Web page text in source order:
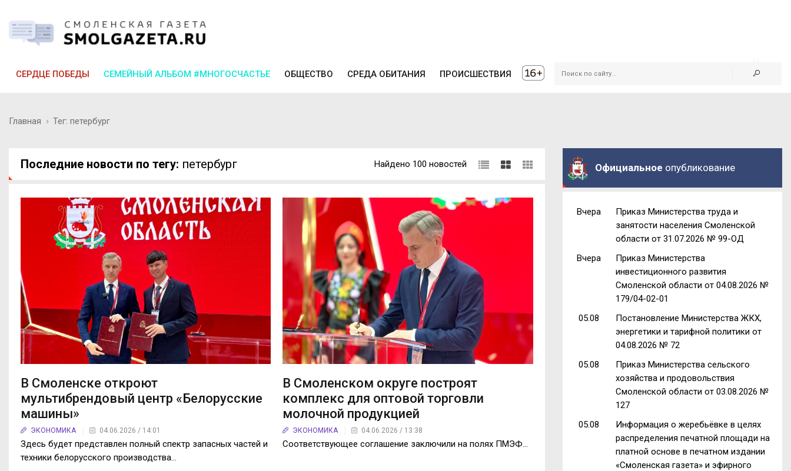
СЕРДЦЕ ПОБЕДЫ СЕМЕЙНЫЙ АЛЬБОМ #МНОГОСЧАСТЬЕ ОБЩЕСТВО СРЕДА ОБИТАНИЯ ПРОИСШЕСТВИЯ
Главная Тег: петербург
Последние новости по тегу: петербург Найдено 100 новостей
В Смоленске откроют
мультибрендовый центр «Белорусские
машины»
ЭКОНОМИКА 04.06.2026 / 14:01
Здесь будет представлен полный спектр запасных частей и
техники белорусского производства…
В Смоленском округе построят
комплекс для оптовой торговли
молочной продукцией
ЭКОНОМИКА 04.06.2026 / 13:38
Соответствующее соглашение заключили на полях ПМЭФ…
Официальное опубликование
Вчера
Приказ Министерства труда и
занятости населения Смоленской
области от 31.07.2026 № 99-ОД
Вчера
Приказ Министерства
инвестиционного развития
Смоленской области от 04.08.2026 №
179/04-02-01
05.08
Постановление Министерства ЖКХ,
энергетики и тарифной политики от
04.08.2026 № 72
05.08
Приказ Министерства сельского
хозяйства и продовольствия
Смоленской области от 03.08.2026 №
127
05.08
Информация о жеребьёвке в целях
распределения печатной площади на
платной основе в печатном издании
«Смоленская газета» и эфирного